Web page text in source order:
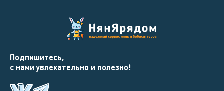
Подпишитесь,
с нами увлекательно и полезно!